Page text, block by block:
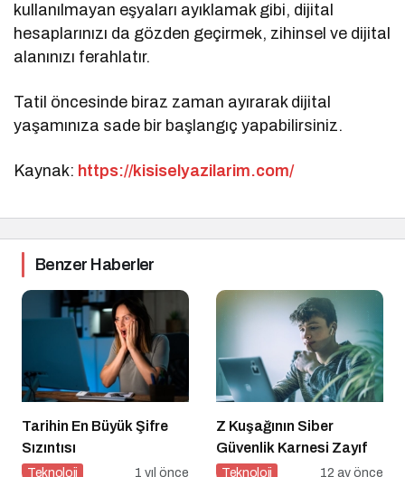
kullanılmayan eşyaları ayıklamak gibi, dijital
hesaplarınızı da gözden geçirmek, zihinsel ve dijital
alanınızı ferahlatır.
Tatil öncesinde biraz zaman ayırarak dijital
yaşamınıza sade bir başlangıç yapabilirsiniz.
Kaynak: https://kisiselyazilarim.com/
Benzer Haberler
Tarihin En Büyük Şifre
Sızıntısı
Teknoloji 1 yıl önce
Z Kuşağının Siber
Güvenlik Karnesi Zayıf
Teknoloji 12 ay önce